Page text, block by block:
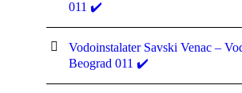
011 ✔️
Vodoinstalater Savski Venac –
Beograd 011 ✔️